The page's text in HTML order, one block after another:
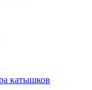
катышков